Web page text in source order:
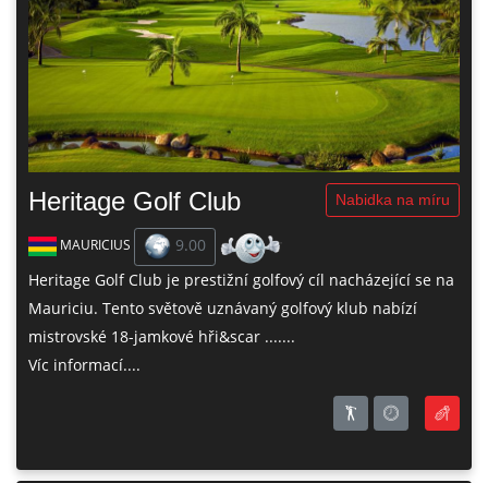
Heritage Golf Club Nabidka na míru
MAURICIUS
9.00
Heritage Golf Club je prestižní golfový cíl nacházející se na
Mauriciu. Tento světově uznávaný golfový klub nabízí
mistrovské 18-jamkové hři&scar .......
Víc informací....